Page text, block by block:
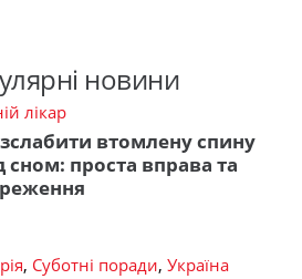
новини
лікар
втомлену спину
сном: проста вправа та
, Суботні поради, Україна